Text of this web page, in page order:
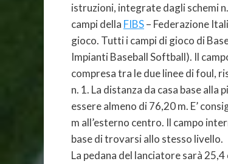
istruzioni, integrate dagli schemi
campi della FIBS– Federazione
gioco. Tutti i campi di gioco di
Impianti Baseball Softball). Il
compresa tra le due linee di foul,
n. 1. La distanza da casa base
essere almeno di 76,20 m. E’
m all’esterno centro. Il campo
base di trovarsi allo stesso livello.
La pedana del lanciatore sarà